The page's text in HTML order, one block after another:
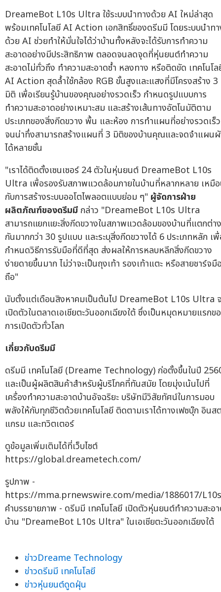
DreameBot L10s Ultra ใช้ระบบนำทางด้วย AI ใหม่ล่าสุด
พร้อมเทคโนโลยี AI Action เอกสิทธิ์ของดรีมมี โดยระบบนำท
ด้วย AI ช่วยทำให้มั่นใจได้ว่าบ้านทั้งหลังจะได้รับการทำความ
สะอาดอย่างมีประสิทธิภาพ ตลอดจนลดจุดที่หุ่นยนต์ทำความ
สะอาดไม่ทั่วถึง ทำความสะอาดซ้ำ หลงทาง หรือติดขัด เทคโนโ
AI Action สุดล้ำใช้กล้อง RGB ขั้นสูงและแสงที่มีโครงสร้าง 3
มิติ เพื่อเรียนรู้บ้านของคุณอย่างรวดเร็ว กำหนดรูปแบบการ
ทำความสะอาดอย่างเหมาะสม และสร้างเส้นทางอัตโนมัติตาม
ประเภทของสิ่งกีดขวาง พื้น และห้อง การทำแผนที่อย่างรวดเร็ว
จนน่าทึ่งสามารถสร้างแผนที่ 3 มิติของบ้านคุณและจดจำแผน
ได้หลายชั้น
"เราได้ติดตั้งเซนเซอร์ 24 ตัวในหุ่นยนต์ DreameBot L10s
Ultra เพื่อรองรับสภาพแวดล้อมภายในบ้านที่หลากหลาย เหมื
กับการสร้างระบบออโตไพลอตแบบย่อม ๆ" ผู้จัดการฝ่าย
ผลิตภัณฑ์ของดรีมมี กล่าว "DreameBot L10s Ultra
สามารถแยกแยะสิ่งกีดขวางในสภาพแวดล้อมของบ้านที่แตกต่าง
กันมากกว่า 30 รูปแบบ และระบุสิ่งกีดขวางได้ 6 ประเภทหลัก เ
กำหนดวิธีการรับมือที่ดีที่สุด ส่งผลให้การหลบหลีกสิ่งกีดขวาง
ง่ายดายขึ้นมาก ไม่ว่าจะเป็นถุงเท้า รองเท้าแตะ หรือสายชาร์จมื
ถือ"
นับตั้งแต่เดือนสิงหาคมเป็นต้นไป DreameBot L10s Ultra
เปิดตัวในตลาดเอเชียตะวันออกเฉียงใต้ ซึ่งเป็นหมุดหมายแรกข
การเปิดตัวทั่วโลก
เกี่ยวกับดรีมมี
ดรีมมี เทคโนโลยี (Dreame Technology) ก่อตั้งขึ้นในปี
และเป็นผู้ผลิตสินค้าสำหรับผู้บริโภคที่ทันสมัย โดยมุ่งเน้นไปที่
เครื่องทำความสะอาดบ้านอัจฉริยะ บริษัทมีวิสัยทัศน์ในการมอบ
พลังให้กับทุกชีวิตด้วยเทคโนโลยี ติดตามเราได้ทางเฟซบุ๊ก อินส
แกรม และทวิตเตอร์
ดูข้อมูลเพิ่มเติมได้ที่เว็บไซต์
https://global.dreametech.com/
รูปภาพ -
https://mma.prnewswire.com/media/1886017/
คำบรรยายภาพ - ดรีมมี เทคโนโลยี เปิดตัวหุ่นยนต์ทำความสะอ
บ้าน "DreameBot L10s Ultra" ในเอเชียตะวันออกเฉียงใต้
ข่าวDreame Technology
ข่าวดรีมมี เทคโนโลยี
ข่าวหุ่นยนต์ดูดฝุ่น